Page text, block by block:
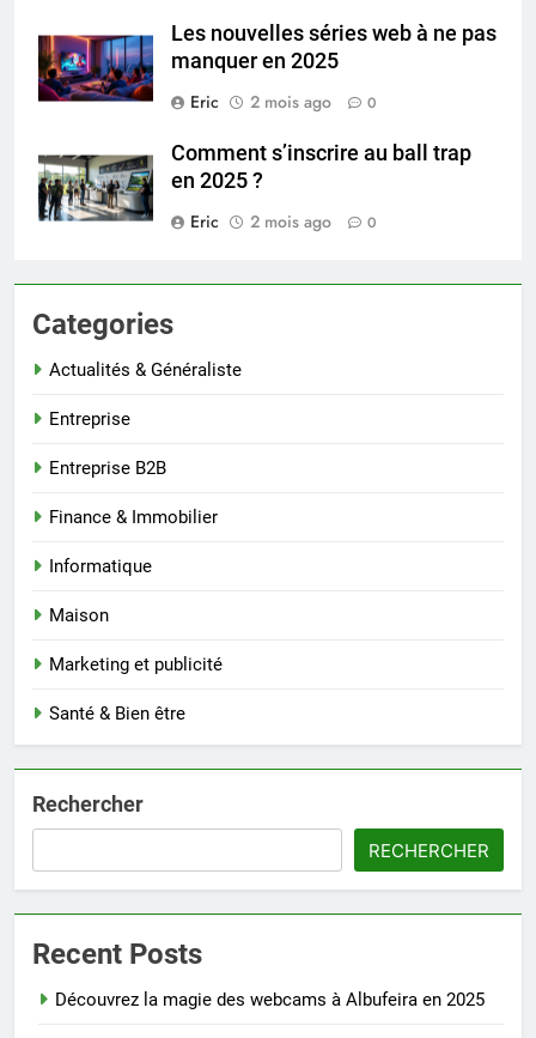
Les nouvelles séries web à ne pas
manquer en 2025
Eric
2 mois ago 0
Comment s’inscrire au ball trap
en 2025 ?
Eric
2 mois ago 0
Categories
Actualités & Généraliste
Entreprise
Entreprise B2B
Finance & Immobilier
Informatique
Maison
Marketing et publicité
Santé & Bien être
Rechercher
RECHERCHER
Recent Posts
Découvrez la magie des webcams à Albufeira en 2025